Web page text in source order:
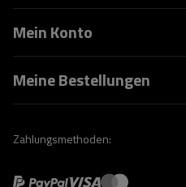
Mein Konto
Meine Bestellungen
Zahlungsmethoden: